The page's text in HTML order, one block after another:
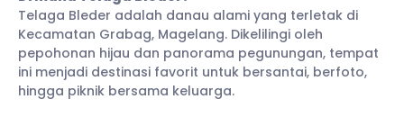
Telaga Bleder adalah danau alami yang terletak di
Kecamatan Grabag, Magelang. Dikelilingi oleh
pepohonan hijau dan panorama pegunungan, tempat
ini menjadi destinasi favorit untuk bersantai, berfoto,
hingga piknik bersama keluarga.